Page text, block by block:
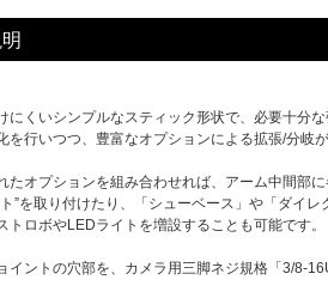
にくいシンプルなスティック形状で、必要十分な
を行いつつ、豊富なオプションによる拡張/分岐
たオプションを組み合わせれば、アーム中間部に
”を取り付けたり、「シューベース」や「ダイレ
トロボやLEDライトを増設することも可能です。
イントの穴部を、カメラ用三脚ネジ規格「3/8-